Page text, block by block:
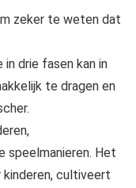
zeker te weten dat
drie fasen kan in
te dragen en
speelmanieren. Het
cultiveert